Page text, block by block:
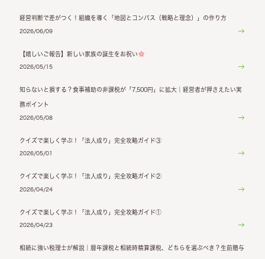
経営判断で差がつく！組織を導く「地図とコンパス（戦略と理念）」の作り方
2026/06/09
【嬉しいご報告】新しい家族の誕生をお祝い
2026/05/15
知らないと損する？食事補助の非課税が「7,500円」に拡大｜経営者が押さえたい実
務ポイント
2026/05/08
クイズで楽しく学ぶ！「法人成り」完全攻略ガイド③
2026/05/01
クイズで楽しく学ぶ！「法人成り」完全攻略ガイド②
2026/04/24
クイズで楽しく学ぶ！「法人成り」完全攻略ガイド①
2026/04/23
相続に強い税理士が解説｜暦年課税と相続時精算課税、どちらを選ぶべき？生前贈与